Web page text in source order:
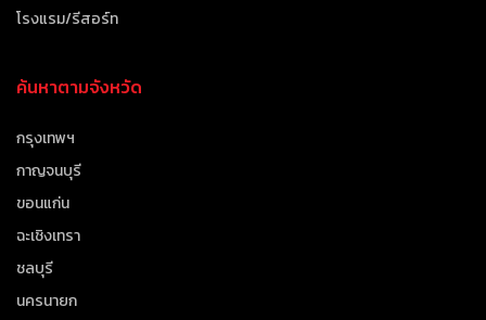
โรงแรม/รีสอร์ท
ค้นหาตามจังหวัด
กรุงเทพฯ
กาญจนบุรี
ขอนแก่น
ฉะเชิงเทรา
ชลบุรี
นครนายก